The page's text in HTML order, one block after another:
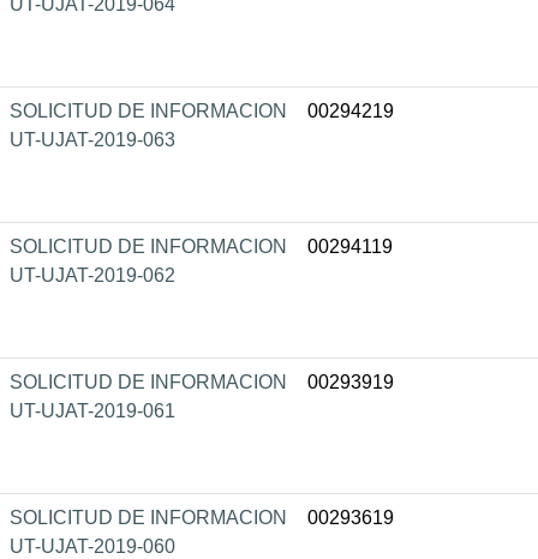
UT-UJAT-2019-064
SOLICITUD DE INFORMACION
UT-UJAT-2019-063
00294219
SOLICITUD DE INFORMACION
UT-UJAT-2019-062
00294119
SOLICITUD DE INFORMACION
UT-UJAT-2019-061
00293919
SOLICITUD DE INFORMACION
UT-UJAT-2019-060
00293619